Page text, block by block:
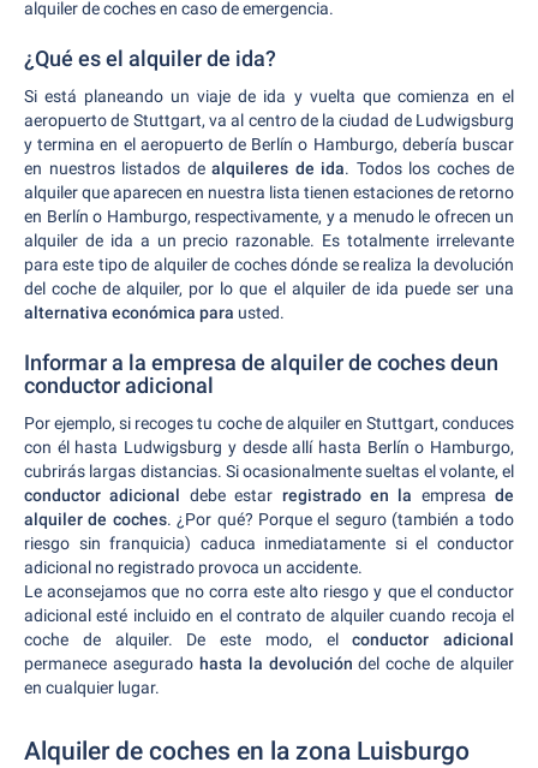
alquiler de coches en caso de emergencia.
¿Qué es el alquiler de ida?
Si está planeando un viaje de ida y vuelta que comienza en el
aeropuerto de Stuttgart, va al centro de la ciudad de Ludwigsburg
y termina en el aeropuerto de Berlín o Hamburgo, debería buscar
en nuestros listados de alquileres de ida. Todos los coches de
alquiler que aparecen en nuestra lista tienen estaciones de retorno
en Berlín o Hamburgo, respectivamente, y a menudo le ofrecen un
alquiler de ida a un precio razonable. Es totalmente irrelevante
para este tipo de alquiler de coches dónde se realiza la devolución
del coche de alquiler, por lo que el alquiler de ida puede ser una
alternativa económica para usted.
Informar a la empresa de alquiler de coches deun
conductor adicional
Por ejemplo, si recoges tu coche de alquiler en Stuttgart, conduces
con él hasta Ludwigsburg y desde allí hasta Berlín o Hamburgo,
cubrirás largas distancias. Si ocasionalmente sueltas el volante, el
conductor adicional debe estar registrado en la empresa de
alquiler de coches. ¿Por qué? Porque el seguro (también a todo
riesgo sin franquicia) caduca inmediatamente si el conductor
adicional no registrado provoca un accidente.
Le aconsejamos que no corra este alto riesgo y que el conductor
adicional esté incluido en el contrato de alquiler cuando recoja el
coche de alquiler. De este modo, elconductor adicional
permanece asegurado hasta la devolución del coche de alquiler
en cualquier lugar.
Alquiler de coches en la zona Luisburgo